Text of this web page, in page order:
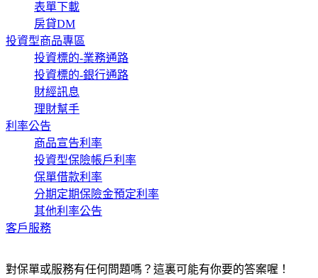
表單下載
房貸DM
投資型商品專區
投資標的-業務通路
投資標的-銀行通路
財經訊息
理財幫手
利率公告
商品宣告利率
投資型保險帳戶利率
保單借款利率
分期定期保險金預定利率
其他利率公告
客戶服務
對保單或服務有任何問題嗎？這裏可能有你要的答案喔！